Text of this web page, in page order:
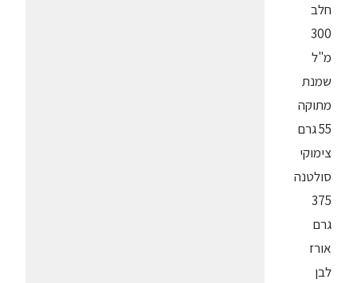
חלב
300
מ"ל
שמנת
מתוקה
55 גרם
צימוקי
סולטנה
375
גרם
אורז
לבן